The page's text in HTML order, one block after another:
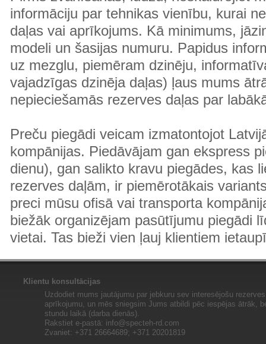
informāciju par tehnikas vienību, kurai
daļas vai aprīkojums. Kā minimums,
modeli un šasijas numuru. Papidus
uz mezglu, piemēram dzinēju,
vajadzīgas dzinēja daļas) ļaus mums
nepieciešamās rezerves daļas par
Preču piegādi veicam izmatontojot
kompānijas. Piedāvājam gan ekspress
dienu), gan salikto kravu piegādes, kas
rezerves daļām, ir piemērotākais
preci mūsu ofisā vai transporta
biežāk organizējam pasūtījumu piegādi
vietai. Tas bieži vien ļauj klientiem
Klientu konsultācijas
Uzdodiet mums jautājumu par jebkuru sev interesējošu
aprīkojumu, un mēs sniegsim Jums atbildi pēc iespējas ātrāk,
stundu laikā (darba dienās).
Rakstiet e-pastā: info@specteh-rd.com
Zvaniet: +371 26664689; +371 20201819